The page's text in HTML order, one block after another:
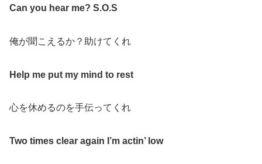
Can you hear me? S.O.S
俺が聞こえるか？助けてくれ
Help me put my mind to rest
心を休めるのを手伝ってくれ
Two times clear again I’m actin’ low